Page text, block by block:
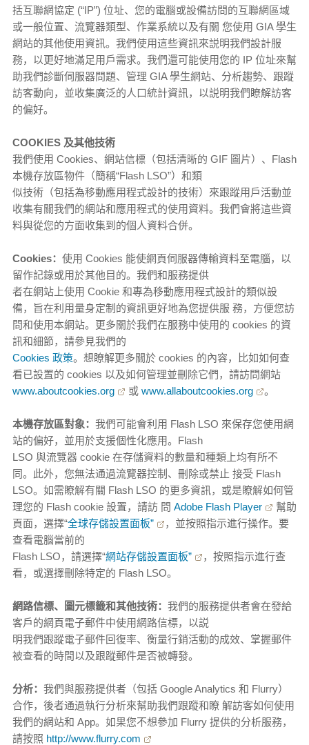
括互聯網協定 (“IP”) 位址、您的電腦或設備訪問的互聯網區域
或一般位置、流覽器類型、作業系統以及有關 您使用 GIA 學生
網站的其他使用資訊。我們使用這些資訊來説明我們設計服
務，以更好地滿足用戶需求。我們還可能使用您的 IP 位址來幫
助我們診斷伺服器問題、管理 GIA 學生網站、分析趨勢、跟蹤
訪客動向，並收集廣泛的人口統計資訊，以説明我們瞭解訪客
的偏好。
COOKIES 及其他技術
我們使用 Cookies、網站信標（包括清晰的 GIF 圖片）、Flash
本機存放區物件（簡稱“Flash LSO”）和類
似技術（包括為移動應用程式設計的技術）來跟蹤用戶活動並
收集有關我們的網站和應用程式的使用資料。我們會將這些資
料與從您的方面收集到的個人資料合併。
Cookies： 使用 Cookies 能使網頁伺服器傳輸資料至電腦，以
留作記錄或用於其他目的。我們和服務提供
者在網站上使用 Cookie 和專為移動應用程式設計的類似設
備，旨在利用量身定制的資訊更好地為您提供服 務，方便您訪
問和使用本網站。更多關於我們在服務中使用的 cookies 的資
訊和細節，請參見我們的
Cookies 政策。想瞭解更多關於 cookies 的內容，比如如何查
看已設置的 cookies 以及如何管理並刪除它們，請訪問網站
www.aboutcookies.org
或 www.allaboutcookies.org 。
本機存放區對象： 我們可能會利用 Flash LSO 來保存您使用網
站的偏好，並用於支援個性化應用。Flash
LSO 與流覽器 cookie 在存儲資料的數量和種類上均有所不
同。此外，您無法通過流覽器控制、刪除或禁止 接受 Flash
LSO。如需瞭解有關 Flash LSO 的更多資訊，或是瞭解如何管
理您的 Flash cookie 設置，請訪 問 Adobe Flash Player
幫助
頁面，選擇“全球存儲設置面板”
，並按照指示進行操作。要
查看電腦當前的
Flash LSO，請選擇“網站存儲設置面板”
，按照指示進行查
看，或選擇刪除特定的 Flash LSO。
網路信標、圖元標籤和其他技術： 我們的服務提供者會在發給
客戶的網頁電子郵件中使用網路信標，以説
明我們跟蹤電子郵件回復率、衡量行銷活動的成效、掌握郵件
被查看的時間以及跟蹤郵件是否被轉發。
分析： 我們與服務提供者（包括 Google Analytics 和 Flurry）
合作，後者通過執行分析來幫助我們跟蹤和瞭 解訪客如何使用
我們的網站和 App。如果您不想參加 Flurry 提供的分析服務，
請按照 http://www.flurry.com